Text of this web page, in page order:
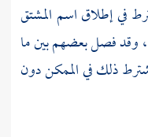
في إطلاق اسم المشتق
، وقد فصل بعضهم بين ما
ذلك في الممكن دون